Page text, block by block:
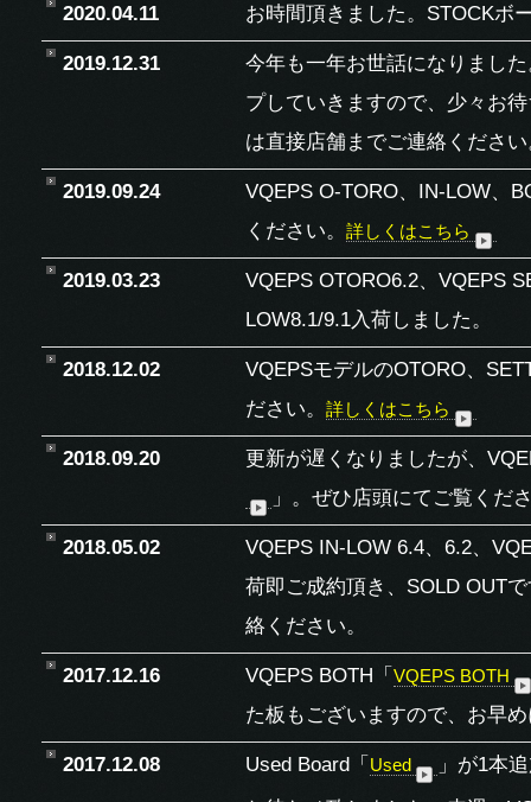
2020.04.11 お時間頂きました。STOCKボ
2019.12.31
今年も一年お世話になりまし
プしていきますので、少々お
は直接店舗までご連絡くださ
2019.09.24
VQEPS O-TORO、IN-LOW、
ください。 詳しくはこちら
2019.03.23
VQEPS OTORO6.2、VQEPS
LOW8.1/9.1入荷しました。
2018.12.02
VQEPSモデルのOTORO、
ださい。 詳しくはこちら
2018.09.20
更新が遅くなりましたが、
」 。ぜひ店頭にてご覧くだ
2018.05.02 VQEPS IN-LOW 6.4、6.2、
荷即ご成約頂き、SOLD OUT
絡ください。
2017.12.16 VQEPS BOTH「 VQEPS BOTH
た板もございますので、お早
2017.12.08 Used Board「 Used
」が1本